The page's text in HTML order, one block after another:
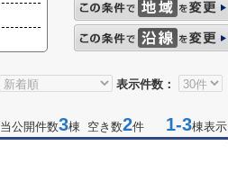
表示件数：
公開件数3棟 空き数2件 1-3棟表示